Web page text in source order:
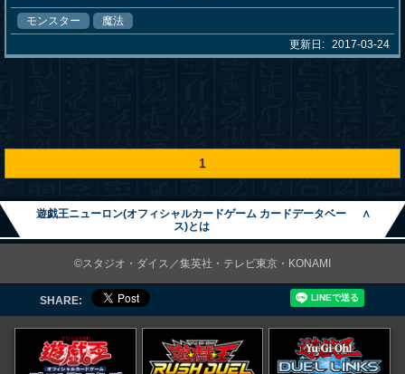
モンスター
魔法
更新日: 2017-03-24
1
遊戯王ニューロン(オフィシャルカードゲーム カードデータベー
ス)とは
∧
©スタジオ・ダイス／集英社・テレビ東京・KONAMI
SHARE: